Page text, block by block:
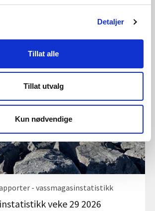
Detaljer
Tillat alle
Tillat utvalg
Kun nødvendige
- vassmagasinstatistikk
veke 30 2026
- vassmagasinstatistikk
veke 29 2026